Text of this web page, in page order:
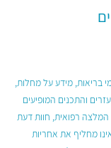
בריאות, מידע על מחלות,
והתכנים המופיעים
המלצה רפואית, חוות דעת
מחליף את אחריות